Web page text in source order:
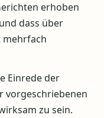
erhoben
dass über
mehrfach
Einrede der
vorgeschriebenen
zu sein.